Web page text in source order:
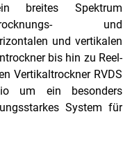
breites Spektrum
und
und vertikalen
bis hin zu Reel-
Vertikaltrockner RVDS
um ein besonders
System für